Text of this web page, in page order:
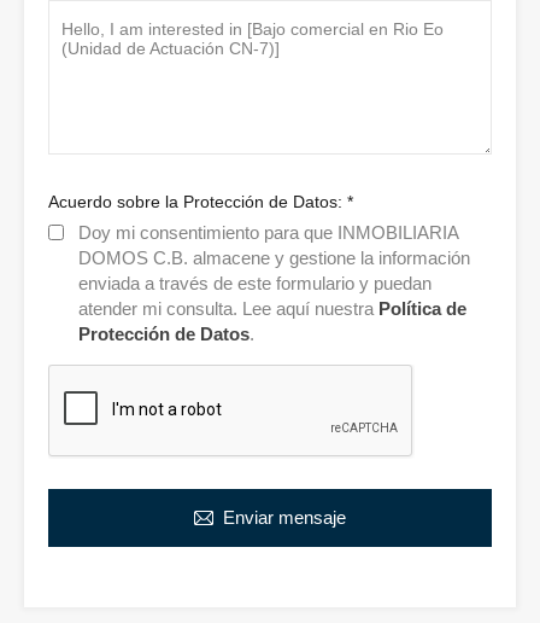
Acuerdo sobre la Protección de Datos: *
Doy mi consentimiento para que INMOBILIARIA
DOMOS C.B. almacene y gestione la información
enviada a través de este formulario y puedan
atender mi consulta. Lee aquí nuestra Política de
Protección de Datos.
Enviar mensaje